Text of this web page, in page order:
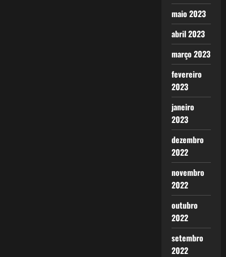
maio 2023
abril 2023
março 2023
fevereiro
2023
janeiro
2023
dezembro
2022
novembro
2022
outubro
2022
setembro
2022